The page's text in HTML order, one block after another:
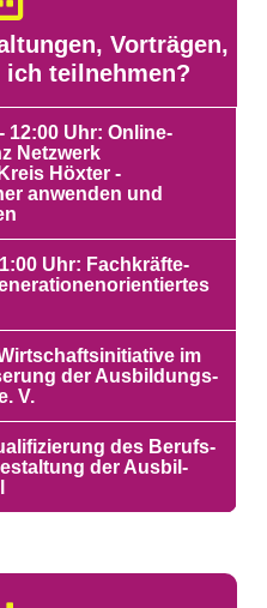
Vorträgen,
teilnehmen?
12:00 Uhr: Online-
Netzwerk
Höxter -
anwenden und
Uhr: Fachkräfte-
im
der Ausbildungs-
V.
des Be­rufs­
der Aus­bil­